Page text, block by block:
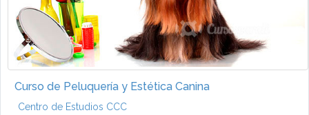
Curso de Peluquería y Estética Canina
Centro de Estudios CCC